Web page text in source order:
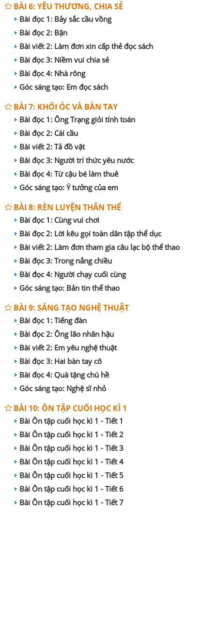
BÀI 6: YÊU THƯƠNG, CHIA SẺ
Bài đọc 1: Bảy sắc cầu vồng
Bài đọc 2: Bận
Bài viết 2: Làm đơn xin cấp thẻ đọc sách
Bài đọc 3: Niềm vui chia sẻ
Bài đọc 4: Nhà rông
Góc sáng tạo: Em đọc sách
BÀI 7: KHỐI ÓC VÀ BÀN TAY
Bài đọc 1: Ông Trạng giỏi tính toán
Bài đọc 2: Cái cầu
Bài viết 2: Tả đồ vật
Bài đọc 3: Người trí thức yêu nước
Bài đọc 4: Từ cậu bé làm thuê
Góc sáng tạo: Ý tưởng của em
BÀI 8: RÈN LUYỆN THÂN THỂ
Bài đọc 1: Cùng vui chơi
Bài đọc 2: Lời kêu gọi toàn dân tập thể dục
Bài viết 2: Làm đơn tham gia câu lạc bộ thể thao
Bài đọc 3: Trong nắng chiều
Bài đọc 4: Người chạy cuối cùng
Góc sáng tạo: Bản tin thể thao
BÀI 9: SÁNG TẠO NGHỆ THUẬT
Bài đọc 1: Tiếng đàn
Bài đọc 2: Ông lão nhân hậu
Bài viết 2: Em yêu nghệ thuật
Bài đọc 3: Hai bàn tay cô
Bài đọc 4: Quà tặng chú hề
Góc sáng tạo: Nghệ sĩ nhỏ
BÀI 10: ÔN TẬP CUỐI HỌC KÌ 1
Bài Ôn tập cuối học kì 1 - Tiết 1
Bài Ôn tập cuối học kì 1 - Tiết 2
Bài Ôn tập cuối học kì 1 - Tiết 3
Bài Ôn tập cuối học kì 1 - Tiết 4
Bài Ôn tập cuối học kì 1 - Tiết 5
Bài Ôn tập cuối học kì 1 - Tiết 6
Bài Ôn tập cuối học kì 1 - Tiết 7